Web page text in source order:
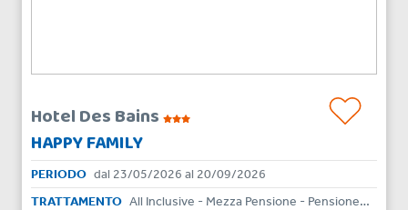
Hotel Des Bains
HAPPY FAMILY
PERIODO dal 23/05/2026 al 20/09/2026
TRATTAMENTO
All Inclusive - Mezza Pensione - Pensione Completa - Bed & Breakfast - Aparthotel